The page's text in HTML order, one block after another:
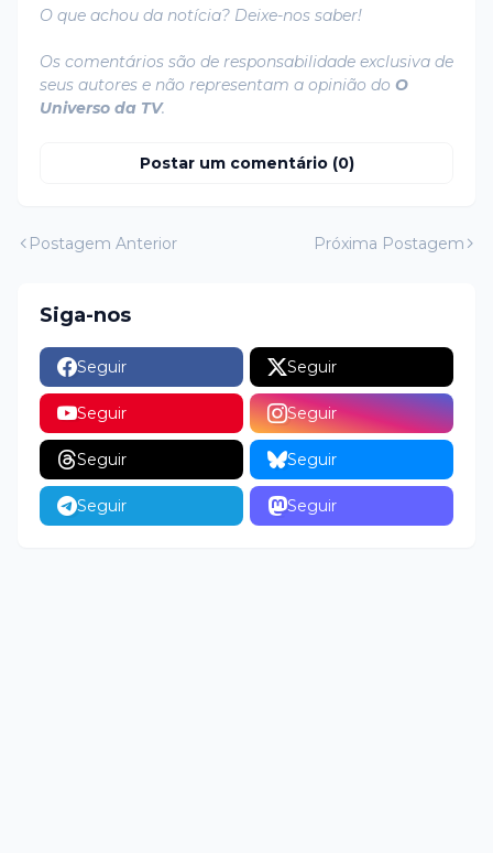
O que achou da notícia? Deixe-nos saber!
Os comentários são de responsabilidade exclusiva de
seus autores e não representam a opinião do O
Universo da TV.
Postar um comentário (0)
Postagem Anterior Próxima Postagem
Siga-nos
Seguir Seguir
Seguir Seguir
Seguir Seguir
Seguir Seguir